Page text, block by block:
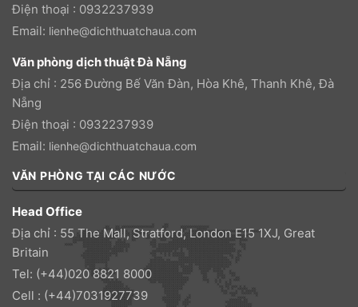
Điện thoại : 0932237939
Email: lienhe@dichthuatchaua.com
Văn phòng dịch thuật Đà Nẵng
Địa chỉ : 256 Đường Bế Văn Đàn, Hòa Khê, Thanh Khê, Đà
Nẵng
Điện thoại : 0932237939
Email: lienhe@dichthuatchaua.com
VĂN PHÒNG TẠI CÁC NƯỚC
Head Office
Địa chỉ : 55 The Mall, Stratford, London E15 1XJ, Great
Britain
Tel: (+44)020 8821 8000
Cell : (+44)7031927739